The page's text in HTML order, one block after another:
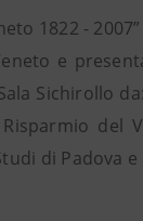
1822 -
e
Sichirollo
del
di Padova